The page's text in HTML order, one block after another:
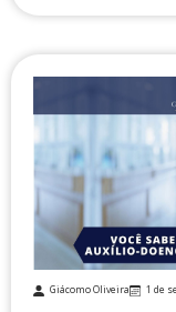
Giácomo Oliveira 1 de